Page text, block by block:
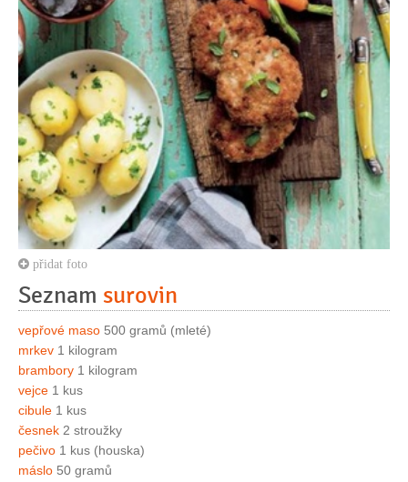
přidat foto
Seznam surovin
vepřové maso 500 gramů (mleté)
mrkev 1 kilogram
brambory 1 kilogram
vejce 1 kus
cibule 1 kus
česnek 2 stroužky
pečivo 1 kus (houska)
máslo 50 gramů